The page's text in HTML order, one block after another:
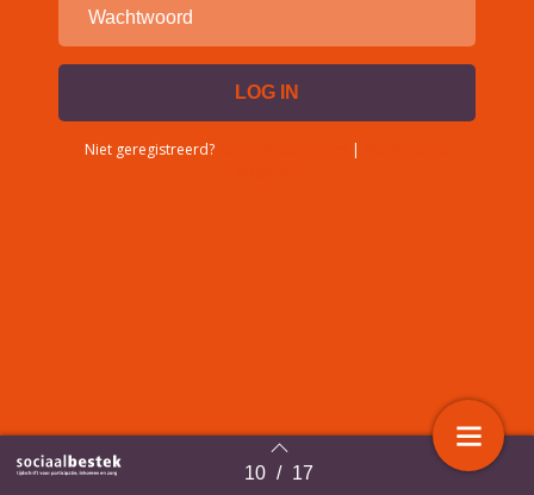
Terug naar overzicht 10 / 17
Niet geregistreerd? |